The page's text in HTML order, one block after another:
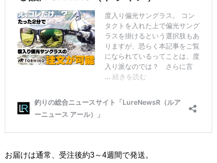
お届けは通常、受注後約3～4週間で発送。